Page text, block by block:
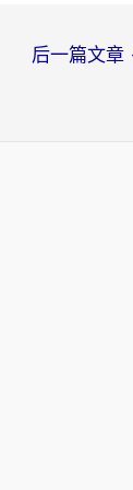
后一篇文章